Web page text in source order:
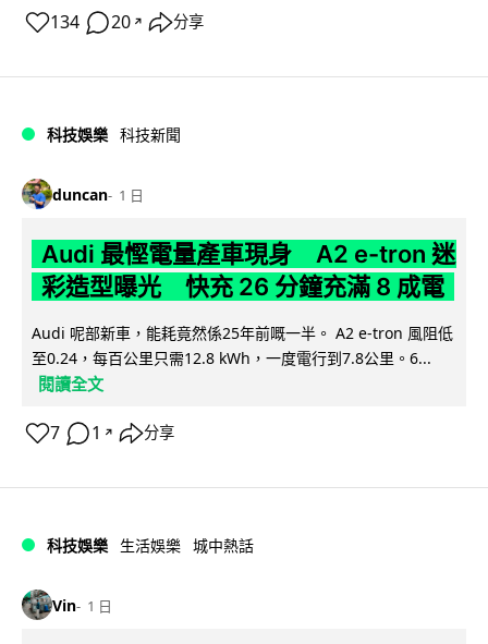
134 20 ↗ 分享
科技娛樂 科技新聞
duncan 1 日
Audi 最慳電量產車現身 A2 e-tron 迷
彩造型曝光 快充 26 分鐘充滿 8 成電
Audi 呢部新車，能耗竟然係25年前嘅一半。 A2 e-tron 風阻低
至0.24，每百公里只需12.8 kWh，一度電行到7.8公里。6...
閱讀全文
7 1 ↗ 分享
科技娛樂 生活娛樂 城中熱話
Vin 1 日